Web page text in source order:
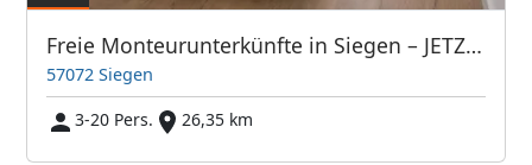
Freie Monteurunterkünfte in Siegen – JETZT anrufen! Wir sprechen auch Polnisch
57072 Siegen
3-20 Pers.
26,35 km